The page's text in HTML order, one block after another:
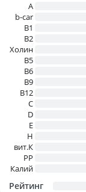
A
b-car
В1
B2
Холин
B5
B6
B9
B12
C
D
E
H
вит.К
PP
Калий
Рейтинг